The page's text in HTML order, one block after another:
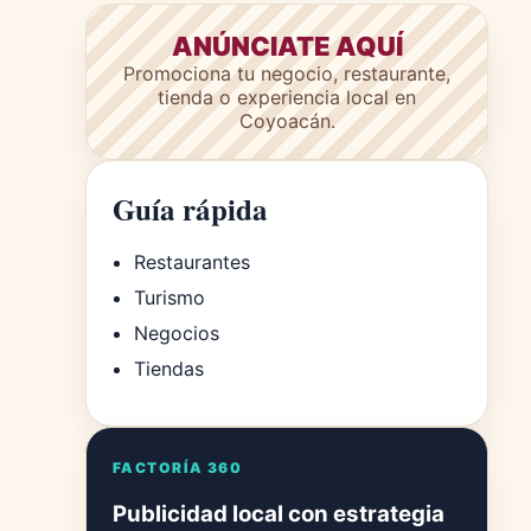
ANÚNCIATE AQUÍ
Promociona tu negocio, restaurante,
tienda o experiencia local en
Coyoacán.
Guía rápida
Restaurantes
Turismo
Negocios
Tiendas
FACTORÍA 360
Publicidad local con estrategia